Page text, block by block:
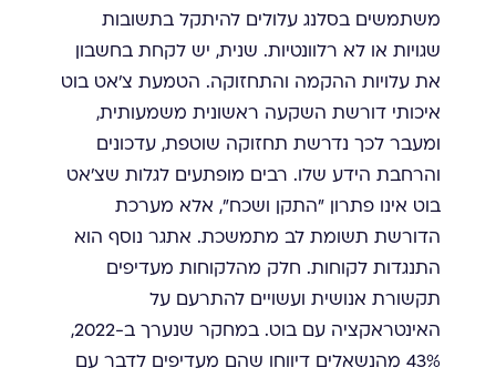
משתמשים בסלנג עלולים להיתקל בתשובות
שגויות או לא רלוונטיות. שנית, יש לקחת בחשבון
את עלויות ההקמה והתחזוקה. הטמעת צ'אט בוט
איכותי דורשת השקעה ראשונית משמעותית,
ומעבר לכך נדרשת תחזוקה שוטפת, עדכונים
והרחבת הידע שלו. רבים מופתעים לגלות שצ'אט
בוט אינו פתרון "התקן ושכח", אלא מערכת
הדורשת תשומת לב מתמשכת. אתגר נוסף הוא
התנגדות לקוחות. חלק מהלקוחות מעדיפים
תקשורת אנושית ועשויים להתרעם על
האינטראקציה עם בוט. במחקר שנערך ב-2022,
43% מהנשאלים דיווחו שהם מעדיפים לדבר עם